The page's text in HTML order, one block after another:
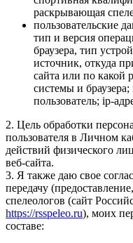
раскрывающая
пользовательские
тип и версия
браузера, тип
источник, откуда
сайта или по какой
системы и
пользователь; ip-
2. Цель обработки
пользователя в Личном
действий физического
веб-сайта.
3. Я также даю свое
передачу
спелеологов (сайт
https://rsspeleo.ru), моих
составе: